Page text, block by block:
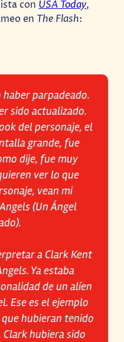
con USA Today,
en The Flash:
haber parpadeado.
sido actualizado.
del personaje, el
grande, fue
dije, fue muy
ver lo que
vean mi
(Un Ángel
a Clark Kent
Ya estaba
de un alíen
Ese es el ejemplo
hubieran tenido
hubiera sido